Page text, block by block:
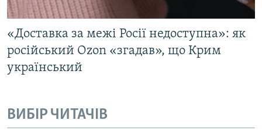
«Доставка за межі Росії недоступна»: як
російський Ozon «згадав», що Крим
український
ВИБІР ЧИТАЧІВ